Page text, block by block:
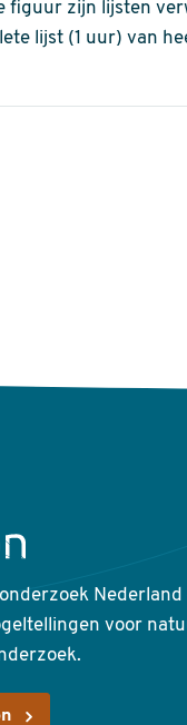
figuur zijn lijsten
lijst (1 uur) van
voor